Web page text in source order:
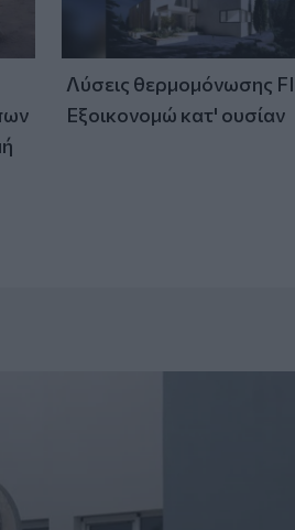
Λύσεις θερμομόνωσης
Εξοικονομώ κατ' ουσίαν